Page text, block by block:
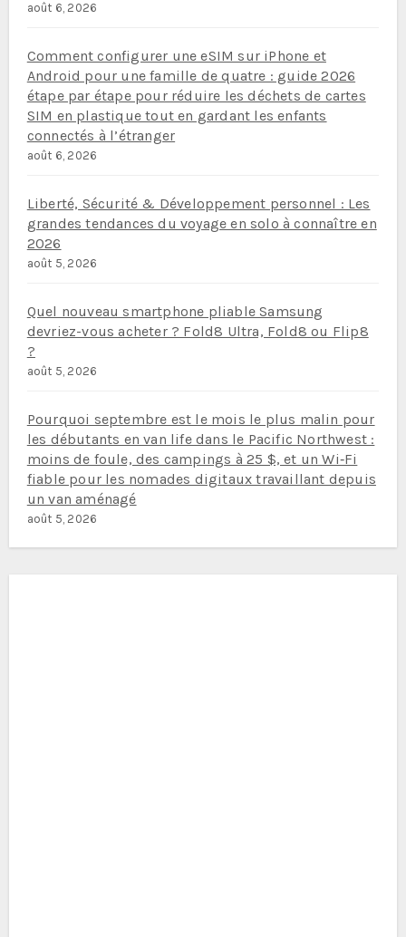
août 6, 2026
Comment configurer une eSIM sur iPhone et
Android pour une famille de quatre : guide 2026
étape par étape pour réduire les déchets de cartes
SIM en plastique tout en gardant les enfants
connectés à l’étranger
août 6, 2026
Liberté, Sécurité & Développement personnel : Les
grandes tendances du voyage en solo à connaître en
2026
août 5, 2026
Quel nouveau smartphone pliable Samsung
devriez-vous acheter ? Fold8 Ultra, Fold8 ou Flip8
?
août 5, 2026
Pourquoi septembre est le mois le plus malin pour
les débutants en van life dans le Pacific Northwest :
moins de foule, des campings à 25 $, et un Wi‑Fi
fiable pour les nomades digitaux travaillant depuis
un van aménagé
août 5, 2026